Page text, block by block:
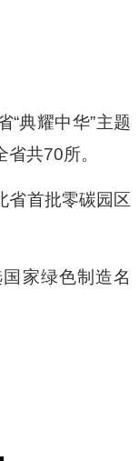
“典耀中华”主题
共70所。
省首批零碳园区
家绿色制造名